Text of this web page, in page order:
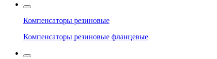
Компенсаторы резиновые
Компенсаторы резиновые фланцевые